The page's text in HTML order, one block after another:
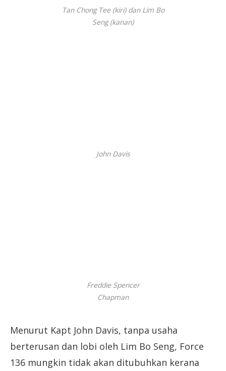
Tan Chong Tee (kiri) dan Lim Bo
Seng (kanan)
John Davis
Freddie Spencer
Chapman
Menurut Kapt John Davis, tanpa usaha
berterusan dan lobi oleh Lim Bo Seng, Force
136 mungkin tidak akan ditubuhkan kerana